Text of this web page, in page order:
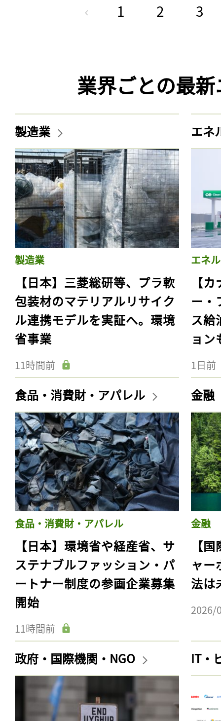
1 2 3
業界ごとの最
製造業
製造業
【日本】三菱総研等、プラ軟
包装材のマテリアルリサイク
ル連携モデルを実証へ。環境
省事業
11時間前
エネ
エネ
【
ー・
ス給
ョン
1日前
食品・消費財・アパレル
食品・消費財・アパレル
【日本】環境省や経産省、サ
ステナブルファッション・パ
ートナー制度の参画企業募集
開始
11時間前
金融
金融
【
ャー
法は
2026/
政府・国際機関・NGO IT・